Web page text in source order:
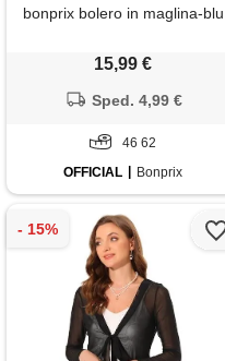
bonprix bolero in maglina-blu
15,99 €
Sped. 4,99 €
46 62
OFFICIAL
Bonprix